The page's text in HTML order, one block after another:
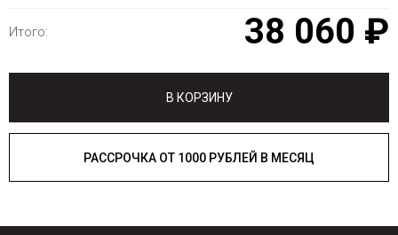
Итого: 38 060 ₽
В КОРЗИНУ
РАССРОЧКА ОТ 1000 РУБЛЕЙ В МЕСЯЦ